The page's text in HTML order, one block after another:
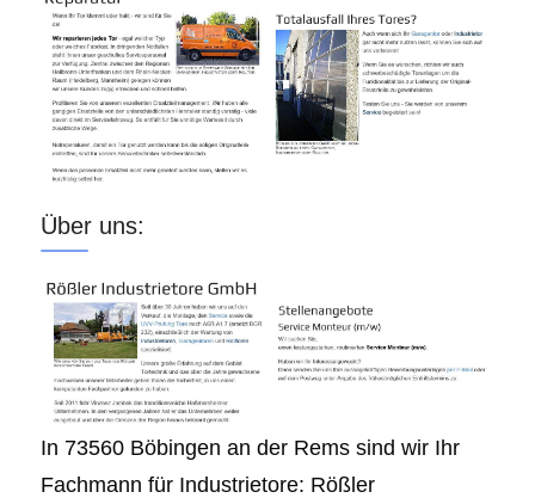
Über uns:
In 73560 Böbingen an der Rems sind wir Ihr
Fachmann für Industrietore: Rößler